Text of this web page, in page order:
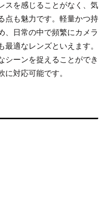
スを感じることがなく、気
点も魅力です。軽量かつ持
、日常の中で頻繁にカメラ
最適なレンズといえます。
シーンを捉えることができ
に対応可能です。